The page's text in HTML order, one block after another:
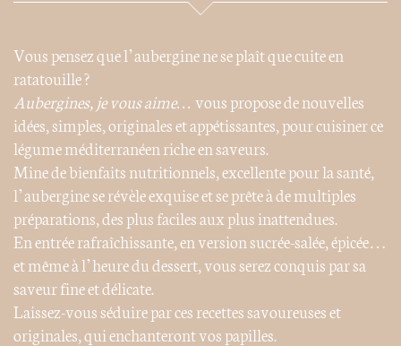
Vous pensez que l’aubergine ne se plaît que cuite en
ratatouille ?
Aubergines, je vous aime… vous propose de nouvelles
idées, simples, originales et appétissantes, pour cuisiner ce
légume méditerranéen riche en saveurs.
Mine de bienfaits nutritionnels, excellente pour la santé,
l’aubergine se révèle exquise et se prête à de multiples
préparations, des plus faciles aux plus inattendues.
En entrée rafraîchissante, en version sucrée-salée, épicée…
et même à l’heure du dessert, vous serez conquis par sa
saveur fine et délicate.
Laissez-vous séduire par ces recettes savoureuses et
originales, qui enchanteront vos papilles.